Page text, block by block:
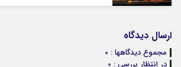
ارسال دیدگاه
مجموع دیدگاهها : 0
در انتظار بررسی : 0